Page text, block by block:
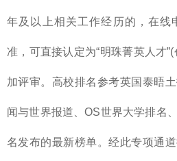
年及以上相关工作经历的，在线
准，可直接认定为“明珠菁英人才
加评审。高校排名参考英国泰晤
闻与世界报道、OS世界大学排名
名发布的最新榜单。经此专项通